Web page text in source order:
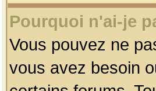
Pourquoi n'ai-je
Vous pouvez ne
vous avez besoin